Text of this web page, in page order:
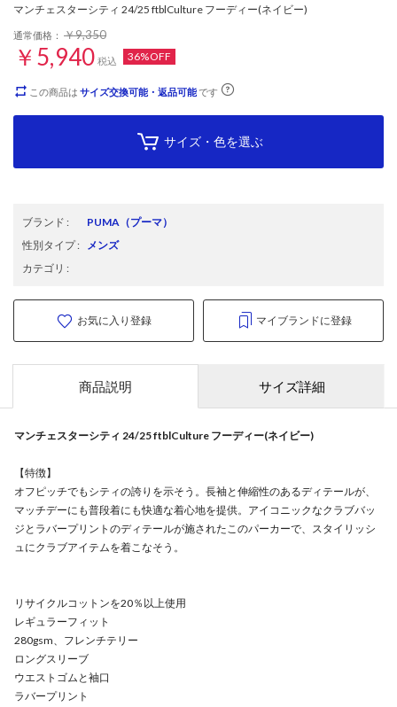
マンチェスターシティ 24/25 ftblCulture フーディー(ネイビー)
通常価格： ￥9,350
￥5,940 税込 36%OFF
この商品は サイズ交換可能・返品可能です
サイズ・色を選ぶ
ブランド : PUMA （プーマ）
性別タイプ: メンズ
カテゴリ :
お気に入り登録 マイブランドに登録
商品説明 サイズ詳細
マンチェスターシティ 24/25 ftblCulture フーディー(ネイビー)
【特徴】
オフピッチでもシティの誇りを示そう。長袖と伸縮性のあるディテールが、
マッチデーにも普段着にも快適な着心地を提供。アイコニックなクラブバッ
ジとラバープリントのディテールが施されたこのパーカーで、スタイリッシ
ュにクラブアイテムを着こなそう。
リサイクルコットンを20％以上使用
レギュラーフィット
280gsm、フレンチテリー
ロングスリーブ
ウエストゴムと袖口
ラバープリント